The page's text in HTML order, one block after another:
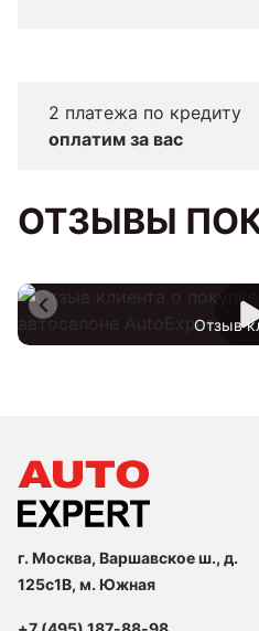
2 платежа по кредиту
оплатим за вас
ОТЗЫВЫ
Отзыв
г. Москва, Варшавское ш., д.
125с1В, м. Южная